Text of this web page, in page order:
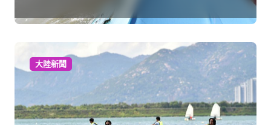
大陸新聞